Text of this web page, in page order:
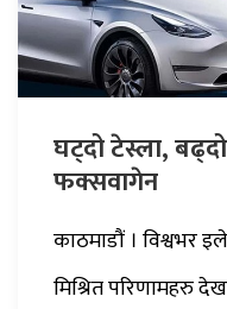
घट्दो टेस्ला,
फक्सवागेन
काठमाडौं । विश्वभर
मिश्रित परिणामहरु